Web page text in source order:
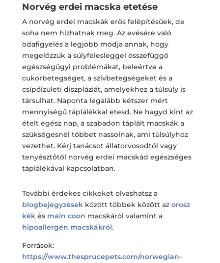
Norvég erdei macska etetése
A norvég erdei macskák erős felépítésűek, de
soha nem hízhatnak meg. Az evésére való
odafigyelés a legjobb módja annak, hogy
megelőzzük a súlyfelesleggel összefüggő
egészségügyi problémákat, beleértve a
cukorbetegséget, a szívbetegségeket és a
csípőízületi diszpláziát, amelyekhez a túlsúly is
társulhat. Naponta legalább kétszer mért
mennyiségű táplálékkal etesd. Ne hagyd kint az
ételt egész nap, a szabadon táplált macskák a
szükségesnél többet nassolnak, ami túlsúlyhoz
vezethet. Kérj tanácsot állatorvosodtól vagy
tenyésztőtől norvég erdei macskád egészséges
táplálékával kapcsolatban.
További érdekes cikkeket olvashatsz a
blogbejegyzésekközött többek között az orosz
kékés main coon macskáról valamint a
hipoallergén macskákról.
Források:
https://www.thesprucepets.com/norwegian-